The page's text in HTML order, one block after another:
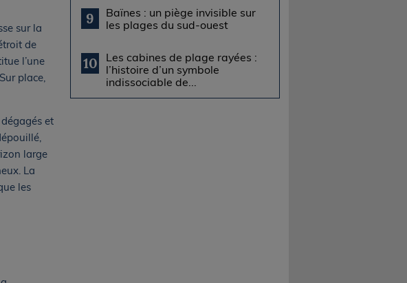
sur la
de
l’une
place,
et
large
La
les
9
Baïnes : un piège invisible sur
les plages du sud-ouest
10
Les cabines de plage rayées :
l’histoire d’un symbole
indissociable de...